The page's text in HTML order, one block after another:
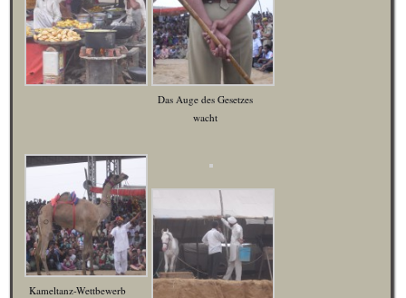
Das Auge des Gesetzes
wacht
Kameltanz-Wettbewerb